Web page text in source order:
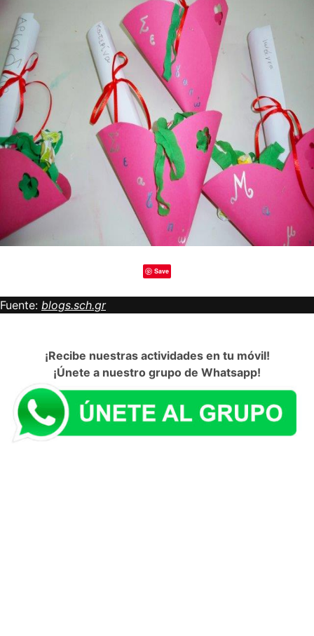
Save
Fuente: blogs.sch.gr
¡Recibe nuestras actividades en tu móvil!
¡Únete a nuestro grupo de Whatsapp!